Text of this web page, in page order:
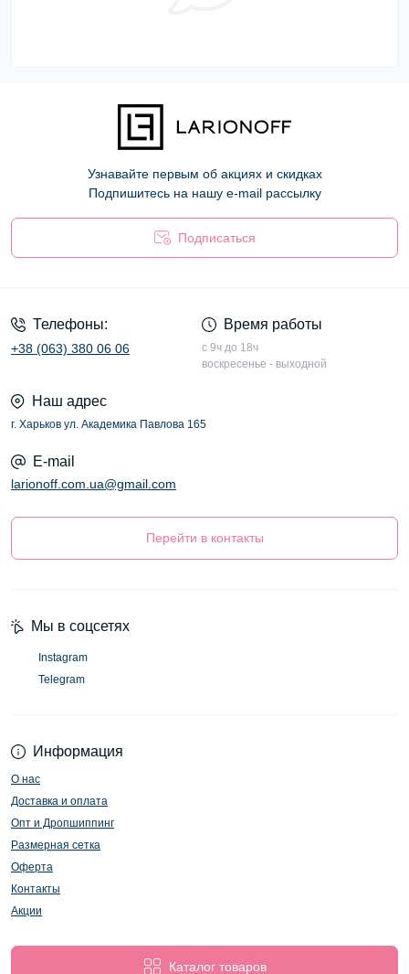
Узнавайте первым об акциях и скидках
Подпишитесь на нашу e-mail рассылку
Подписаться
Телефоны:
+38 (063) 380 06 06
Время работы
с 9ч до 18ч
воскресенье - выходной
Наш адрес
г. Харьков ул. Академика Павлова 165
E-mail
larionoff.com.ua@gmail.com
Перейти в контакты
Информация
О нас
Доставка и оплата
Опт и Дропшиппинг
Размерная сетка
Оферта
Контакты
Акции
Каталог товаров
Мы в соцсетях
Instagram
Telegram